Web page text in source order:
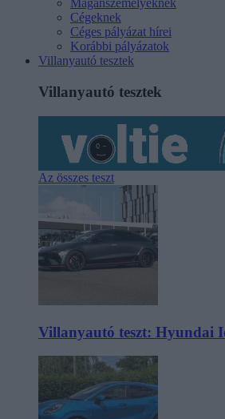
Magánszemélyeknek
Cégeknek
Céges pályázat hírei
Korábbi pályázatok
Villanyautó tesztek
Villanyautó tesztek
Az összes teszt
Villanyautó teszt: Hyundai